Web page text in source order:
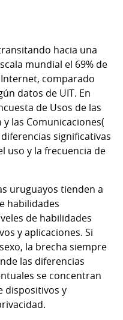
hacia una
mundial el 69% de
comparado
datos de UIT. En
de Usos de las
las Comunicaciones(
diferencias significativas
uso y la frecuencia de
uruguayos tienden a
habilidades
de habilidades
y aplicaciones. Si
la brecha siempre
las diferencias
se concentran
dispositivos y